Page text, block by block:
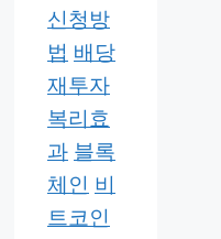
신청방
법 배당
재투자
복리효
과 블록
체인 비
트코인